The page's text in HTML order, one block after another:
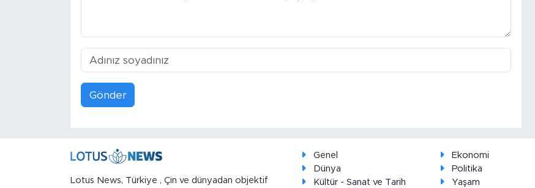
Gönder
Lotus News, Türkiye , Çin ve dünyadan objektif
Genel
Ekonomi
Dünya
Politika
Kültür - Sanat ve Tarih
Yaşam